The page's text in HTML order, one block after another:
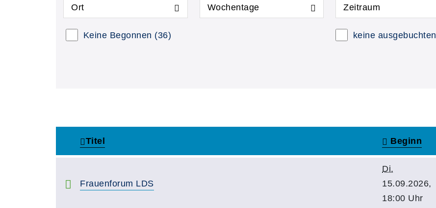
Ort Wochentage Zeitraum
Keine Begonnen (36) keine ausgebuchten
Titel Beginn
Frauenforum LDS
Di.
15.09.2026,
18:00 Uhr